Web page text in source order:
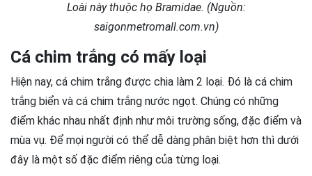
Loài này thuộc họ Bramidae. (Nguồn:
saigonmetromall.com.vn)
Cá chim trắng có mấy loại
Hiện nay, cá chim trắng được chia làm 2 loại. Đó là cá chim
trắng biển và cá chim trắng nước ngọt. Chúng có những
điểm khác nhau nhất định như môi trường sống, đặc điểm và
mùa vụ. Để mọi người có thể dễ dàng phân biệt hơn thì dưới
đây là một số đặc điểm riêng của từng loại.